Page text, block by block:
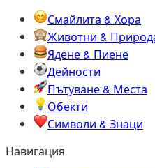
Смайлита & Хора
Животни &
Ядене & Пиене
Дейности
Пътуване & Места
Обекти
Символи & Знаци
Навигация